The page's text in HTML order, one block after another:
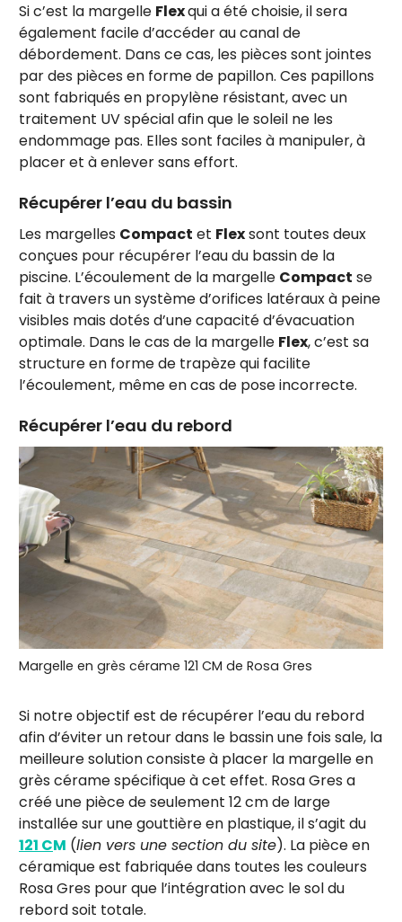
Si c’est la margelle Flexqui a été choisie, il sera
également facile d’accéder au canal de
débordement. Dans ce cas, les pièces sont jointes
par des pièces en forme de papillon. Ces papillons
sont fabriqués en propylène résistant, avec un
traitement UV spécial afin que le soleil ne les
endommage pas. Elles sont faciles à manipuler, à
placer et à enlever sans effort.
Récupérer l’eau du bassin
Les margelles Compact et Flexsont toutes deux
conçues pour récupérer l’eau du bassin de la
piscine. L’écoulement de la margelle Compact se
fait à travers un système d’orifices latéraux à peine
visibles mais dotés d’une capacité d’évacuation
optimale. Dans le cas de la margelle Flex, c’est sa
structure en forme de trapèze qui facilite
l’écoulement, même en cas de pose incorrecte.
Récupérer l’eau du rebord
Margelle en grès cérame 121 CM de Rosa Gres
Si notre objectif est de récupérer l’eau du rebord
afin d’éviter un retour dans le bassin une fois sale, la
meilleure solution consiste à placer la margelle en
grès cérame spécifique à cet effet. Rosa Gres a
créé une pièce de seulement 12 cm de large
installée sur une gouttière en plastique, il s’agit du
121 CM (lien vers une section du site). La pièce en
céramique est fabriquée dans toutes les couleurs
Rosa Gres pour que l’intégration avec le sol du
rebord soit totale.